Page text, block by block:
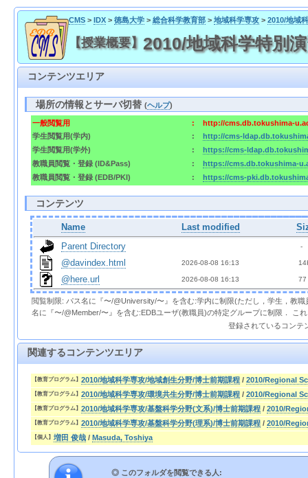
CMS> IDX> 徳島大学> 総合科学教育部> 地域科学専攻> 2010/地域
【授業概要】 2010/地域科学特別
コンテンツエリア
場所の情報とサーバ切替(ヘルプ)
一般閲覧用 :
http://cms.db.tokushima-
学生閲覧用(学内)
:
http://cms-
学生閲覧用(学外)
:
https://cms-
教職員閲覧・登録 (ID&Pass)
:
https://cms.db.tokushima-
教職員閲覧・登録 (EDB/PKI)
: https://cms-
コンテンツ
Name Last modified
Parent Directory
  -
@davindex.html 2026-08-08 16:13
@here.url 2026-08-08 16:13 77
閲覧制限: パス名に『〜/@University/〜』を含む:学内に制限(ただし，学生，教
名に『〜/@Member/〜』を含む:EDBユーザ(教職員)の特定グループに制限． こ
登録されているコンテ
関連するコンテンツエリア
【教育プログラム】 2010/地域科学専攻/地域創生分野/博士前期課程 / 2010/Regional
【教育プログラム】 2010/地域科学専攻/環境共生分野/博士前期課程 / 2010/Regional
【教育プログラム】 2010/地域科学専攻/基盤科学分野(文系)/博士前期課程 / 2010/
【教育プログラム】 2010/地域科学専攻/基盤科学分野(理系)/博士前期課程 / 2010/
【個人】 増田 俊哉 / Masuda, Toshiya
◎ このフォルダを閲覧できる人: